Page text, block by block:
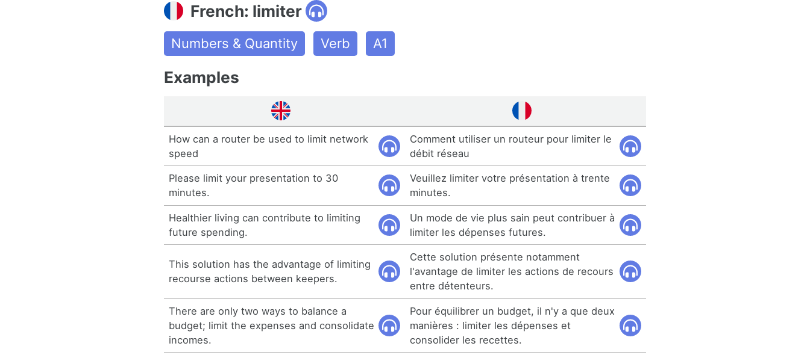
French: limiter
Numbers & Quantity Verb A1
Examples
How can a router be used to limit network
speed
Comment utiliser un routeur pour limiter le
débit réseau
Please limit your presentation to 30
minutes.
Veuillez limiter votre présentation à trente
minutes.
Healthier living can contribute to limiting
future spending.
Un mode de vie plus sain peut contribuer à
limiter les dépenses futures.
This solution has the advantage of limiting
recourse actions between keepers.
Cette solution présente notamment
l'avantage de limiter les actions de recours
entre détenteurs.
There are only two ways to balance a
budget; limit the expenses and consolidate
incomes.
Pour équilibrer un budget, il n'y a que deux
manières : limiter les dépenses et
consolider les recettes.